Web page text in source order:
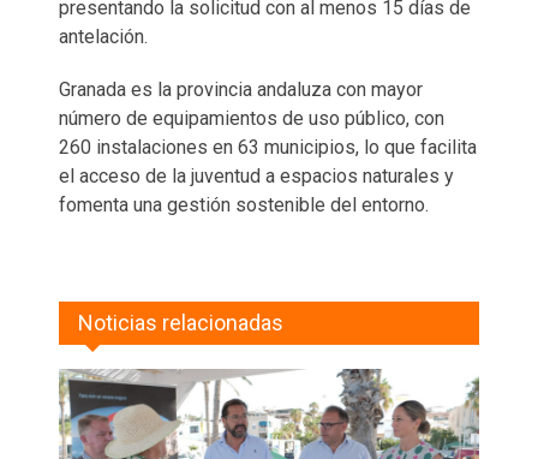
presentando la solicitud con al menos 15 días de
antelación.
Granada es la provincia andaluza con mayor
número de equipamientos de uso público, con
260 instalaciones en 63 municipios, lo que facilita
el acceso de la juventud a espacios naturales y
fomenta una gestión sostenible del entorno.
Noticias relacionadas